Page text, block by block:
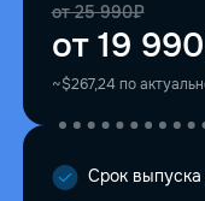
от 19
от 25 990₽
~$267,24 по
Срок выпуска